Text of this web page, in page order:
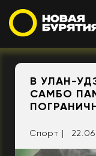
В УЛАН-
САМБО
Спорт |